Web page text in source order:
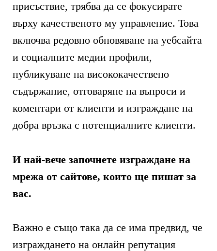
присъствие, трябва да се фокусирате
върху качественото му управление. Това
включва редовно обновяване на уебсайта
и социалните медии профили,
публикуване на висококачествено
съдържание, отговаряне на въпроси и
коментари от клиенти и изграждане на
добра връзка с потенциалните клиенти.
И най-вече започнете изграждане на
мрежа от сайтове, които ще пишат за
вас.
Важно е също така да се има предвид, че
изграждането на онлайн репутация